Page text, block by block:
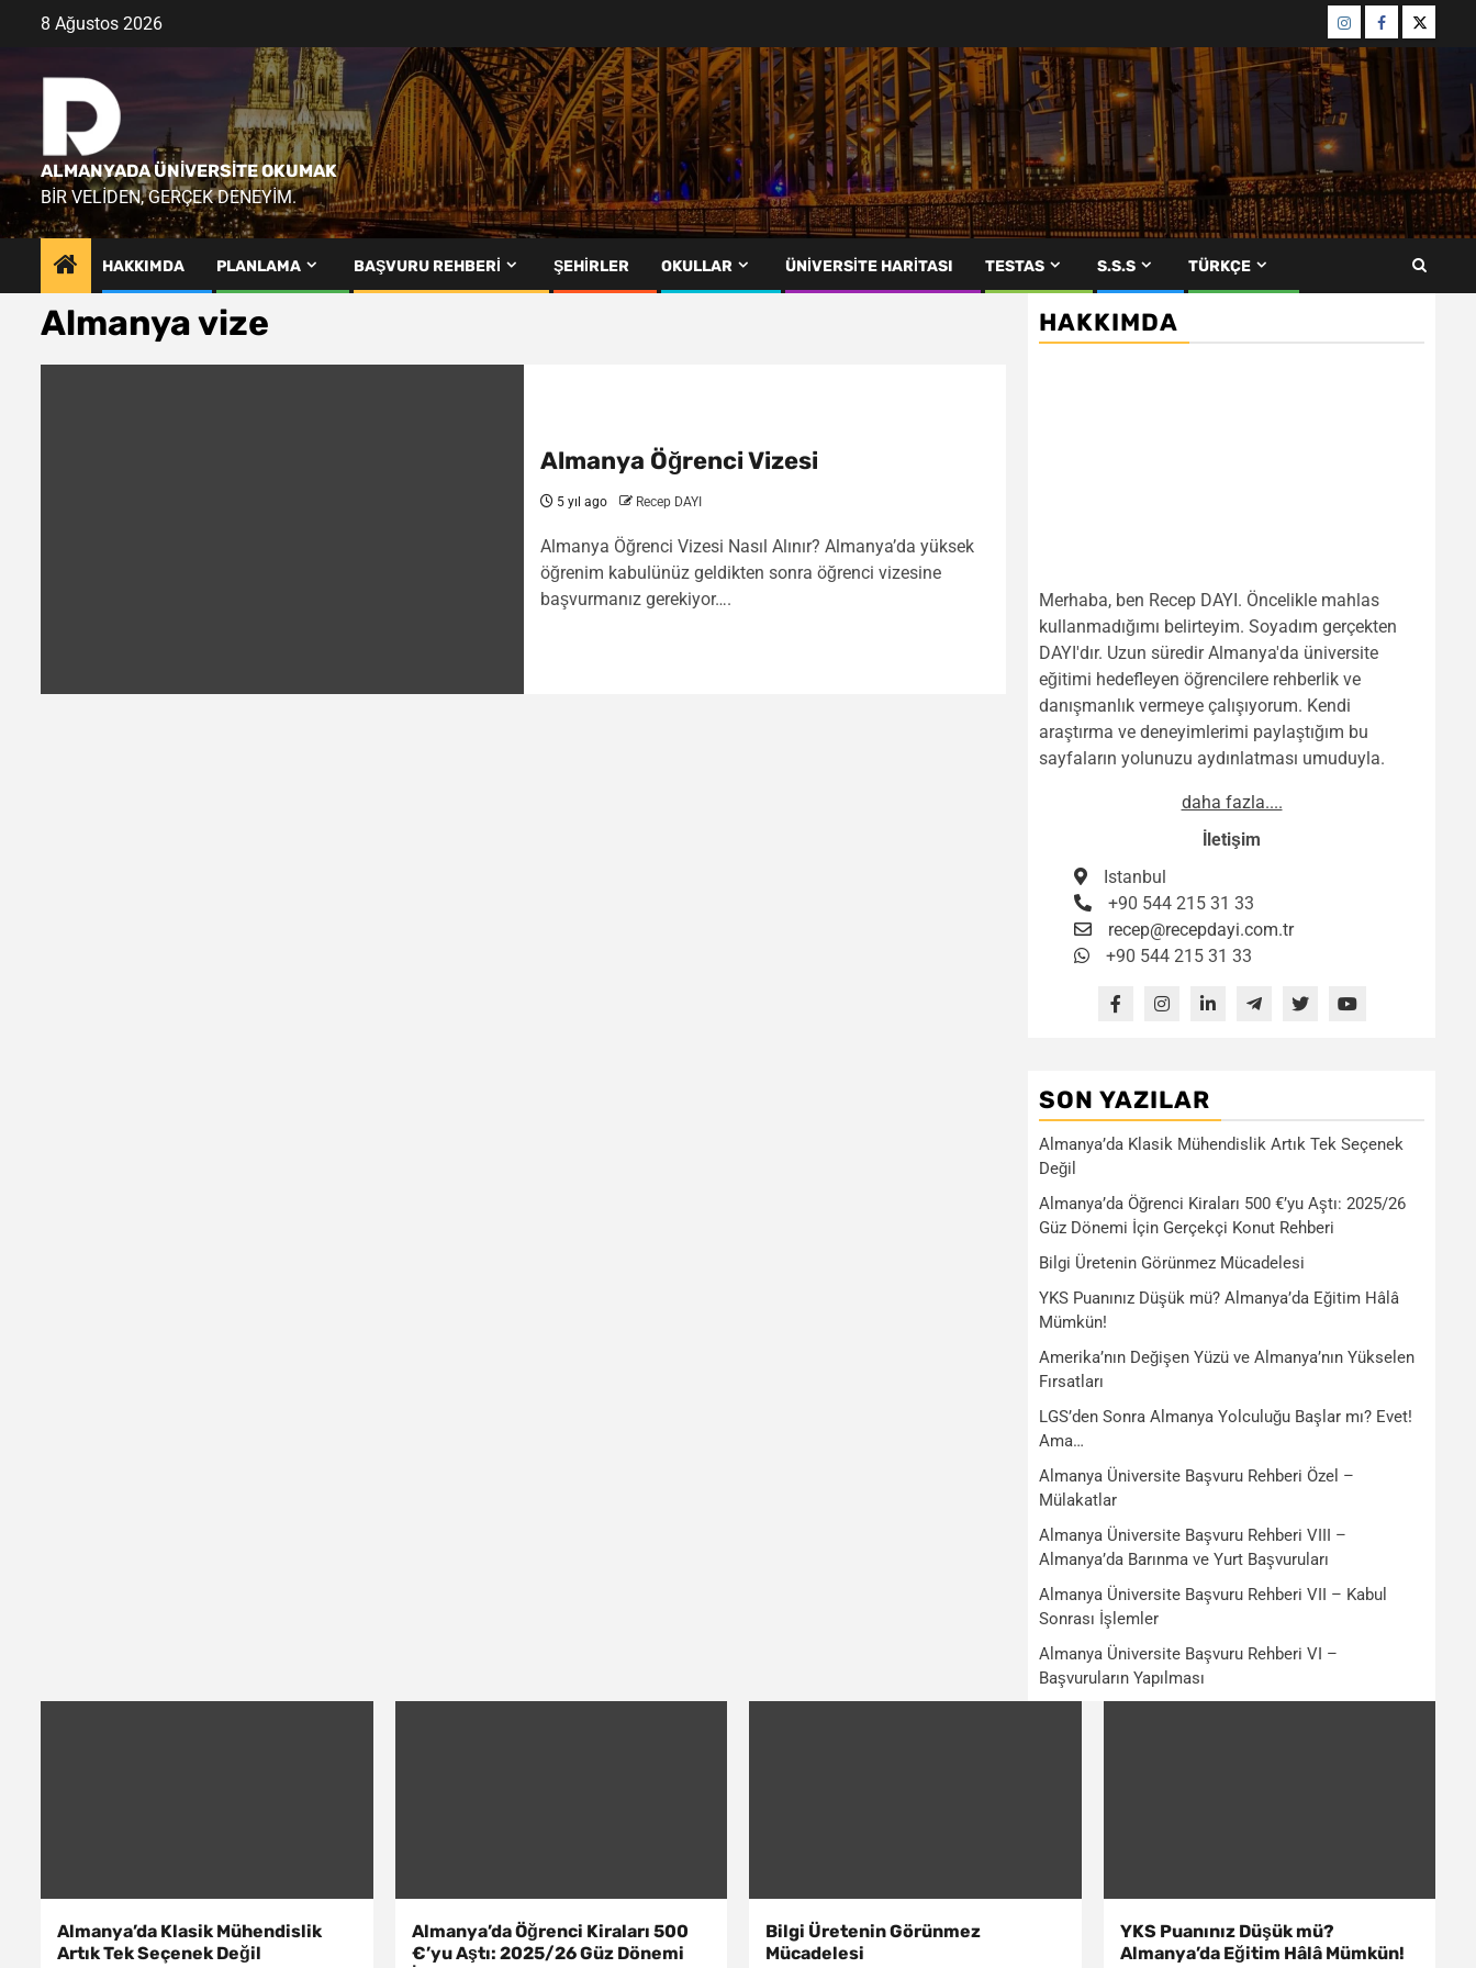
8 Ağustos 2026
Menü
öğesi
Menü
öğesi
Menü
öğesi
ALMANYADA ÜNIVERSITE OKUMAK
BIR VELIDEN, GERÇEK DENEYIM.
HAKKIMDA PLANLAMA BAŞVURU REHBERI ŞEHIRLER OKULLAR ÜNIVERSITE HARITASI TESTAS S.S.S TÜRKÇE
Almanya vize
Almanya Öğrenci Vizesi
5 yıl ago Recep DAYI
Almanya Öğrenci Vizesi Nasıl Alınır? Almanya’da yüksek
öğrenim kabulünüz geldikten sonra öğrenci vizesine
başvurmanız gerekiyor….
HAKKIMDA
Merhaba, ben Recep DAYI. Öncelikle mahlas
kullanmadığımı belirteyim. Soyadım gerçekten
DAYI'dır. Uzun süredir Almanya'da üniversite
eğitimi hedefleyen öğrencilere rehberlik ve
danışmanlık vermeye çalışıyorum. Kendi
araştırma ve deneyimlerimi paylaştığım bu
sayfaların yolunuzu aydınlatması umuduyla.
daha fazla....
İletişim
Istanbul
+90 544 215 31 33
recep@recepdayi.com.tr
+90 544 215 31 33
SON YAZILAR
Almanya’da Klasik Mühendislik Artık Tek Seçenek
Değil
Almanya’da Öğrenci Kiraları 500 €’yu Aştı: 2025/26
Güz Dönemi İçin Gerçekçi Konut Rehberi
Bilgi Üretenin Görünmez Mücadelesi
YKS Puanınız Düşük mü? Almanya’da Eğitim Hâlâ
Mümkün!
Amerika’nın Değişen Yüzü ve Almanya’nın Yükselen
Fırsatları
LGS’den Sonra Almanya Yolculuğu Başlar mı? Evet!
Ama…
Almanya Üniversite Başvuru Rehberi Özel –
Mülakatlar
Almanya Üniversite Başvuru Rehberi VIII –
Almanya’da Barınma ve Yurt Başvuruları
Almanya Üniversite Başvuru Rehberi VII – Kabul
Sonrası İşlemler
Almanya Üniversite Başvuru Rehberi VI –
Başvuruların Yapılması
Almanya’da Klasik Mühendislik
Artık Tek Seçenek Değil
Almanya’da Öğrenci Kiraları 500
€’yu Aştı: 2025/26 Güz Dönemi
Bilgi Üretenin Görünmez
Mücadelesi
YKS Puanınız Düşük mü?
Almanya’da Eğitim Hâlâ Mümkün!